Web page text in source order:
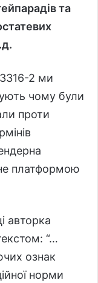
та
2 ми
чому були
проти
платформою
авторка
“…
ознак
норми